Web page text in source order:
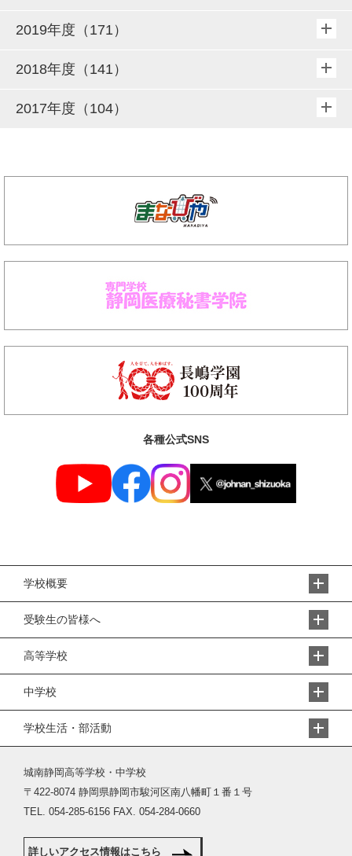
2019年度（171）
2018年度（141）
2017年度（104）
各種公式SNS
学校概要
受験生の皆様へ
高等学校
中学校
学校生活・部活動
城南静岡高等学校・中学校
〒422-8074 静岡県静岡市駿河区南八幡町１番１号
TEL. 054-285-6156 FAX. 054-284-0660
詳しいアクセス情報はこちら